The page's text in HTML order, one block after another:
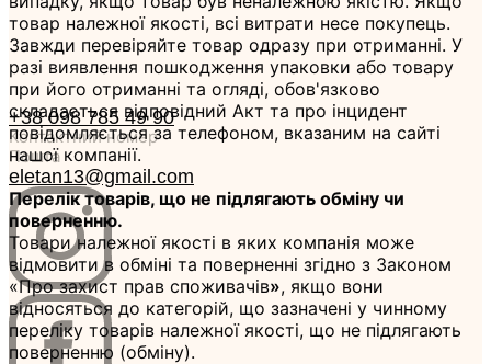
+38 098 785 49 90
Контактний номер
Пошта
eletan13@gmail.com
товар належної якості, всі витрати несе покупець.
Завжди перевіряйте товар одразу при отриманні. У
разі виявлення пошкодження упаковки або товару
при його отриманні та огляді, обов'язково
складається відповідний Акт та про інцидент
повідомляється за телефоном, вказаним на сайті
нашої компанії.
Перелік товарів, що не підлягають обміну чи
поверненню.
Товари належної якості в яких компанія може
відмовити в обміні та поверненні згідно з Законом
«Про захист прав споживачів», якщо вони
відносяться до категорій, що зазначені у чинному
переліку товарів належної якості, що не підлягають
поверненню (обміну).